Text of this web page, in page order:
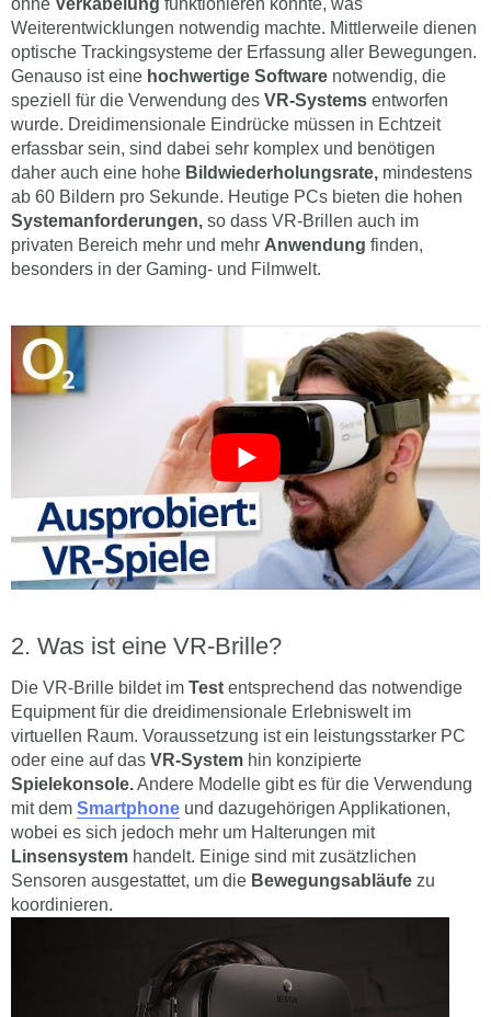
ohne Verkabelung funktionieren konnte, was
Weiterentwicklungen notwendig machte. Mittlerweile dienen
optische Trackingsysteme der Erfassung aller Bewegungen.
Genauso ist eine hochwertige Software notwendig, die
speziell für die Verwendung des VR-Systems entworfen
wurde. Dreidimensionale Eindrücke müssen in Echtzeit
erfassbar sein, sind dabei sehr komplex und benötigen
daher auch eine hohe Bildwiederholungsrate, mindestens
ab 60 Bildern pro Sekunde. Heutige PCs bieten die hohen
Systemanforderungen, so dass VR-Brillen auch im
privaten Bereich mehr und mehr Anwendung finden,
besonders in der Gaming- und Filmwelt.
Was ist eine VR-Brille?
Die VR-Brille bildet im Test entsprechend das notwendige
Equipment für die dreidimensionale Erlebniswelt im
virtuellen Raum. Voraussetzung ist ein leistungsstarker PC
oder eine auf das VR-System hin konzipierte
Spielekonsole.Andere Modelle gibt es für die Verwendung
mit dem Smartphone und dazugehörigen Applikationen,
wobei es sich jedoch mehr um Halterungen mit
Linsensystem handelt. Einige sind mit zusätzlichen
Sensoren ausgestattet, um die Bewegungsabläufe zu
koordinieren.